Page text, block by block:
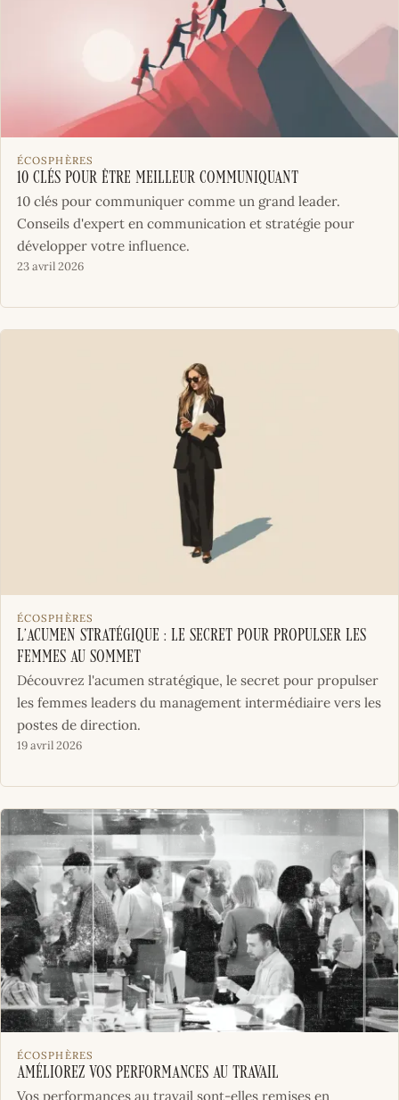
ÉCOSPHÈRES
10 clés pour être meilleur communiquant
10 clés pour communiquer comme un grand leader.
Conseils d'expert en communication et stratégie pour
développer votre influence.
23 avril 2026
ÉCOSPHÈRES
L’acumen stratégique : le secret pour propulser les
femmes au sommet
Découvrez l'acumen stratégique, le secret pour propulser
les femmes leaders du management intermédiaire vers les
postes de direction.
19 avril 2026
ÉCOSPHÈRES
Améliorez vos performances au travail
Vos performances au travail sont-elles remises en